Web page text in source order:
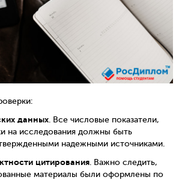
данных. Все числовые показатели,
на исследования должны быть
надежными источниками.
цитирования. Важно следить,
материалы были оформлены по